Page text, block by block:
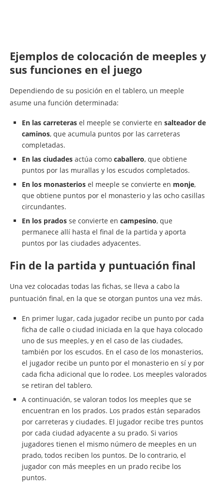
Ejemplos de colocación de meeples y
sus funciones en el juego
Dependiendo de su posición en el tablero, un meeple
asume una función determinada:
En las carreteras el meeple se convierte en salteador de
caminos, que acumula puntos por las carreteras
completadas.
En las ciudades actúa como caballero, que obtiene
puntos por las murallas y los escudos completados.
En los monasterios el meeple se convierte en monje,
que obtiene puntos por el monasterio y las ocho casillas
circundantes.
En los prados se convierte en campesino, que
permanece allí hasta el final de la partida y aporta
puntos por las ciudades adyacentes.
Fin de la partida y puntuación final
Una vez colocadas todas las fichas, se lleva a cabo la
puntuación final, en la que se otorgan puntos una vez más.
En primer lugar, cada jugador recibe un punto por cada
ficha de calle o ciudad iniciada en la que haya colocado
uno de sus meeples, y en el caso de las ciudades,
también por los escudos. En el caso de los monasterios,
el jugador recibe un punto por el monasterio en sí y por
cada ficha adicional que lo rodee. Los meeples valorados
se retiran del tablero.
A continuación, se valoran todos los meeples que se
encuentran en los prados. Los prados están separados
por carreteras y ciudades. El jugador recibe tres puntos
por cada ciudad adyacente a su prado. Si varios
jugadores tienen el mismo número de meeples en un
prado, todos reciben los puntos. De lo contrario, el
jugador con más meeples en un prado recibe los
puntos.